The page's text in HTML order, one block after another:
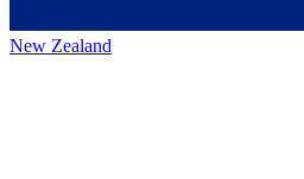
New Zealand